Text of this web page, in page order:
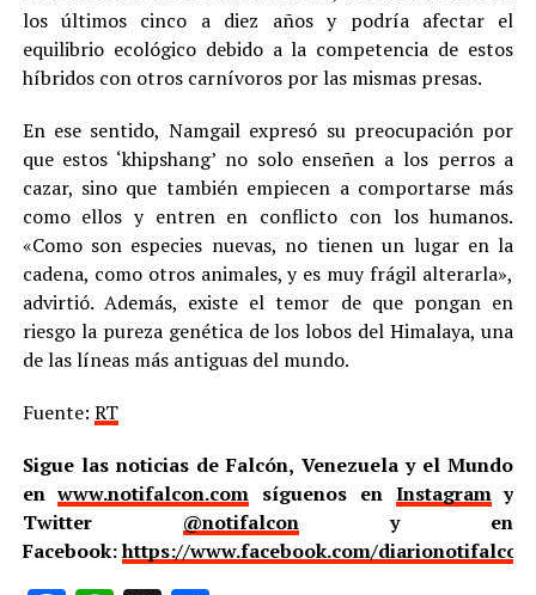
los últimos cinco a diez años y podría afectar el
equilibrio ecológico debido a la competencia de estos
híbridos con otros carnívoros por las mismas presas.
En ese sentido, Namgail expresó su preocupación por
que estos ‘khipshang’ no solo enseñen a los perros a
cazar, sino que también empiecen a comportarse más
como ellos y entren en conflicto con los humanos.
«Como son especies nuevas, no tienen un lugar en la
cadena, como otros animales, y es muy frágil alterarla»,
advirtió. Además, existe el temor de que pongan en
riesgo la pureza genética de los lobos del Himalaya, una
de las líneas más antiguas del mundo.
Fuente: RT
Sigue las noticias de Falcón, Venezuela y el Mundo
enwww.notifalcon.com síguenos en Instagramy
Twitter @notifalcony en
Facebook:https://www.facebook.com/